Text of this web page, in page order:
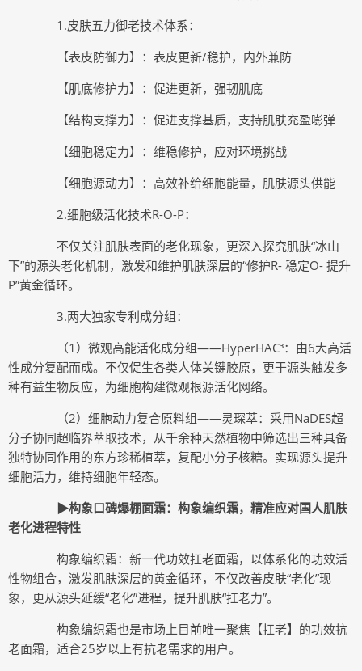
1.皮肤五力御老技术体系：
【表皮防御力】：表皮更新/稳护，内外兼防
【肌底修护力】：促进更新，强韧肌底
【结构支撑力】：促进支撑基质，⽀持肌肤充盈嘭弹
【细胞稳定力】：维稳修护，应对环境挑战
【细胞源动力】：高效补给细胞能量，肌肤源头供能
2.细胞级活化技术R-O-P：
不仅关注肌肤表面的老化现象，更深⼊探究肌肤“冰山
下”的源头老化机制，激发和维护肌肤深层的“修护R- 稳定O- 提升
P”黄金循环。
3.两大独家专利成分组：
（1）微观高能活化成分组——HyperHAC³：由6大高活
性成分复配而成。不仅促生各类人体关键胶原，更于源头触发多
种有益生物反应，为细胞构建微观根源活化网络。
（2）细胞动力复合原料组——灵琛萃：采用NaDES超
分子协同超临界萃取技术，从千余种天然植物中筛选出三种具备
独特协同作用的东方珍稀植萃，复配小分子核糖。实现源头提升
细胞活力，维持细胞年轻态。
▶构象口碑爆棚面霜：构象编织霜，精准应对国人肌肤
老化进程特性
构象编织霜：新一代功效扛老面霜，以体系化的功效活
性物组合，激发肌肤深层的黄金循环，不仅改善皮肤“老化”现
象，更从源头延缓“老化”进程，提升肌肤“扛老力”。
构象编织霜也是市场上目前唯一聚焦【扛老】的功效抗
老面霜，适合25岁以上有抗老需求的用户。